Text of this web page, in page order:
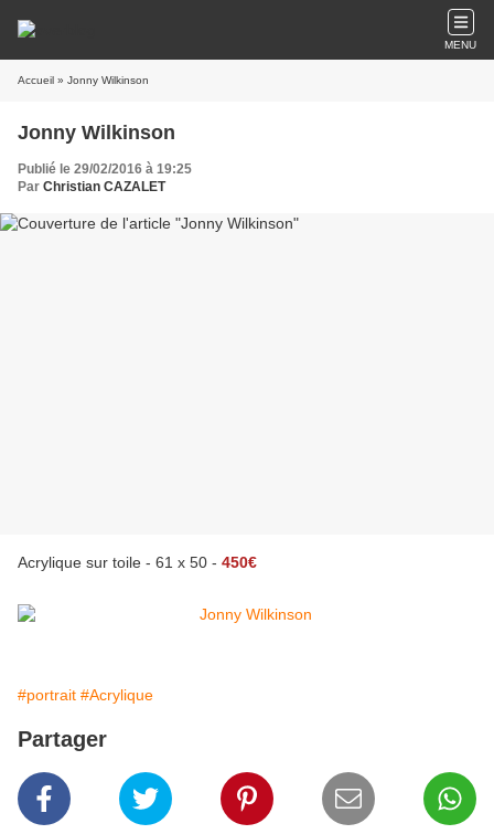
MENU
Accueil » Jonny Wilkinson
Jonny Wilkinson
Publié le 29/02/2016 à 19:25
Par Christian CAZALET
Acrylique sur toile - 61 x 50 - 450€
#portrait #Acrylique
Partager